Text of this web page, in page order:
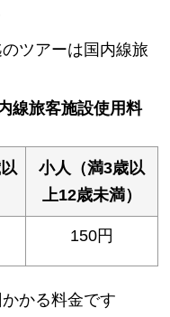
ツアーは国内線旅
線旅客施設使用料
小人（満3歳以
上12歳未満）
150円
かる料金です